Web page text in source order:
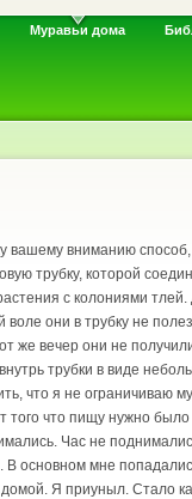
Муравьи дома
вашему вниманию
трубку, которой
с колониями
они в трубку не
же вечер они не
трубки в виде
что я не ограничиваю
что пищу нужно
Час не
основном мне
Я приуныл. Стало